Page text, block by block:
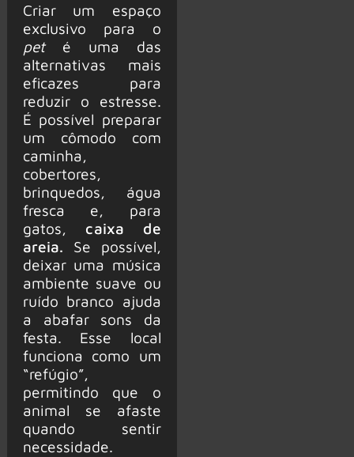
Criar um espaço
exclusivo para o
peté uma das
alternativas mais
eficazes para
reduzir o estresse.
É possível preparar
um cômodo com
caminha,
cobertores,
brinquedos, água
fresca e, para
gatos, caixa de
areia. Se possível,
deixar uma música
ambiente suave ou
ruído branco ajuda
a abafar sons da
festa. Esse local
funciona como um
“refúgio”,
permitindo que o
animal se afaste
quando sentir
necessidade.